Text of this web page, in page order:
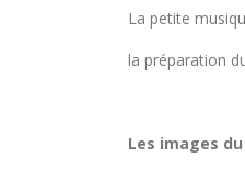
La petite
la préparation
Les images